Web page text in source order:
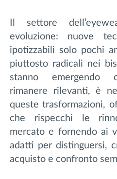
Il settore
evoluzione: nuove
ipotizzabili solo pochi
piuttosto radicali nei
stanno emergendo
rimanere rilevanti, è
queste trasformazioni,
che rispecchi le
mercato e fornendo ai
adatti per distinguersi,
acquisto e confronto